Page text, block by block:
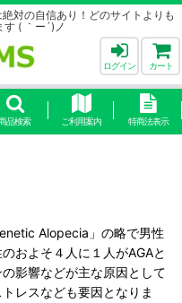
対の自信あり！どのサイトよりも
( ｀ー´)ノ
ログイン カート
品検索 ご利用案内 特商法表示
Alopecia」の略で男性
およそ４人に１人がAGAと
影響などが主な原因として
レスなども要因となりま